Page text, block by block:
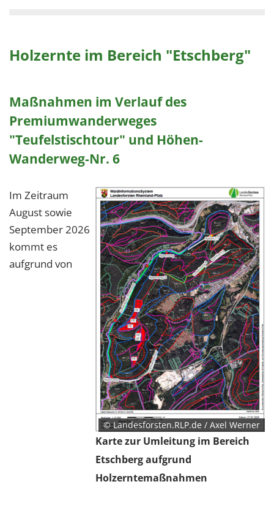
Holzernte im Bereich "Etschberg"
Maßnahmen im Verlauf des
Premiumwanderweges
"Teufelstischtour" und Höhen-
Wanderweg-Nr. 6
© Landesforsten.RLP.de / Axel Werner
Karte zur Umleitung im Bereich
Etschberg aufgrund
Holzerntemaßnahmen
Im Zeitraum
August sowie
September 2026
kommt es
aufgrund von